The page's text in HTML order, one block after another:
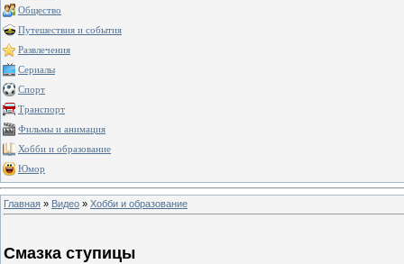
Общество
Путешествия и события
Развлечения
Сериалы
Спорт
Транспорт
Фильмы и анимация
Хобби и образование
Юмор
Главная » Видео » Хобби и образование
Смазка ступицы